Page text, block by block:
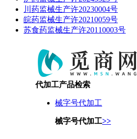
川药监械生产许20230004号
皖药监械生产许20210059号
苏食药监械生产许20110003号
代加工产品检索
械字号代加工
械字号代加工>>